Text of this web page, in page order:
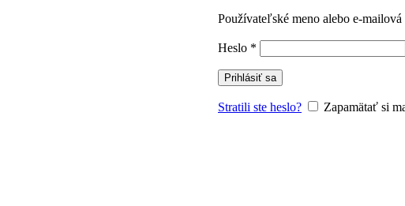
Používateľské meno alebo e-mailová
Heslo *
Prihlásiť sa
Stratili ste heslo? Zapamätať si